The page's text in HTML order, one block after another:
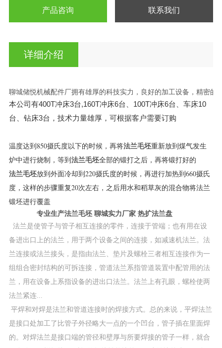
产品咨询 联系我们
详细介绍
聊城储悦机械配件厂拥有雄厚的科技实力，良好的加工设备，精密
本公司有400T冲床3台,160T冲床6台、100T冲床6台、车床10
台、钻床3台，技术力量雄厚，可根据客户需要订购
温度达到850摄氏度以下的时候，再将法兰毛坯重新放到煤气发生
炉中进行烧制，等到法兰毛坯全部的锻打之后，再将锻打好的
法兰毛坯放到外面冷却到220摄氏度的时候，再进行加热到660摄氏
度，这样的步骤重复20次左右，之后用水和稻草灰的混合物将法兰
锻坯进行覆盖
专业生产法兰毛坯 聊城实力厂家 热扩法兰盘
法兰是使管子与管子相互连接的零件，连接于管端；也有用在设
备进出口上的法兰，用于两个设备之间的连接，如减速机法兰。法
兰连接或法兰接头，是指由法兰、垫片及螺栓三者相互连接作为一
组组合密封结构的可拆连接，管道法兰系指管道装置中配管用的法
兰，用在设备上系指设备的进出口法兰。法兰上有孔眼，螺栓使两
法兰紧连...
平焊和对焊是法兰和管道连接时的焊接方式。总的来说，平焊法兰
是接口处加工了比管子外径略大一点的一个凹台，管子插在里面焊
的。对焊法兰是接口端的管径和壁厚与所要焊接的管子一样，就合